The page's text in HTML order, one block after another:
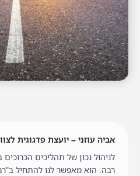
אביה עוזני – יועצת פדגוגית לצוותי
לניהול נכון של תהליכים
רבה. הוא מאפשר לנו להתחיל